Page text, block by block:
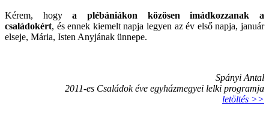
Kérem, hogya plébániákon közösen imádkozzanak a
családokért, és ennek kiemelt napja legyen az év első napja, január
elseje, Mária, Isten Anyjának ünnepe.
Spányi Antal
2011-es Családok éve egyházmegyei lelki programja
letöltés >>